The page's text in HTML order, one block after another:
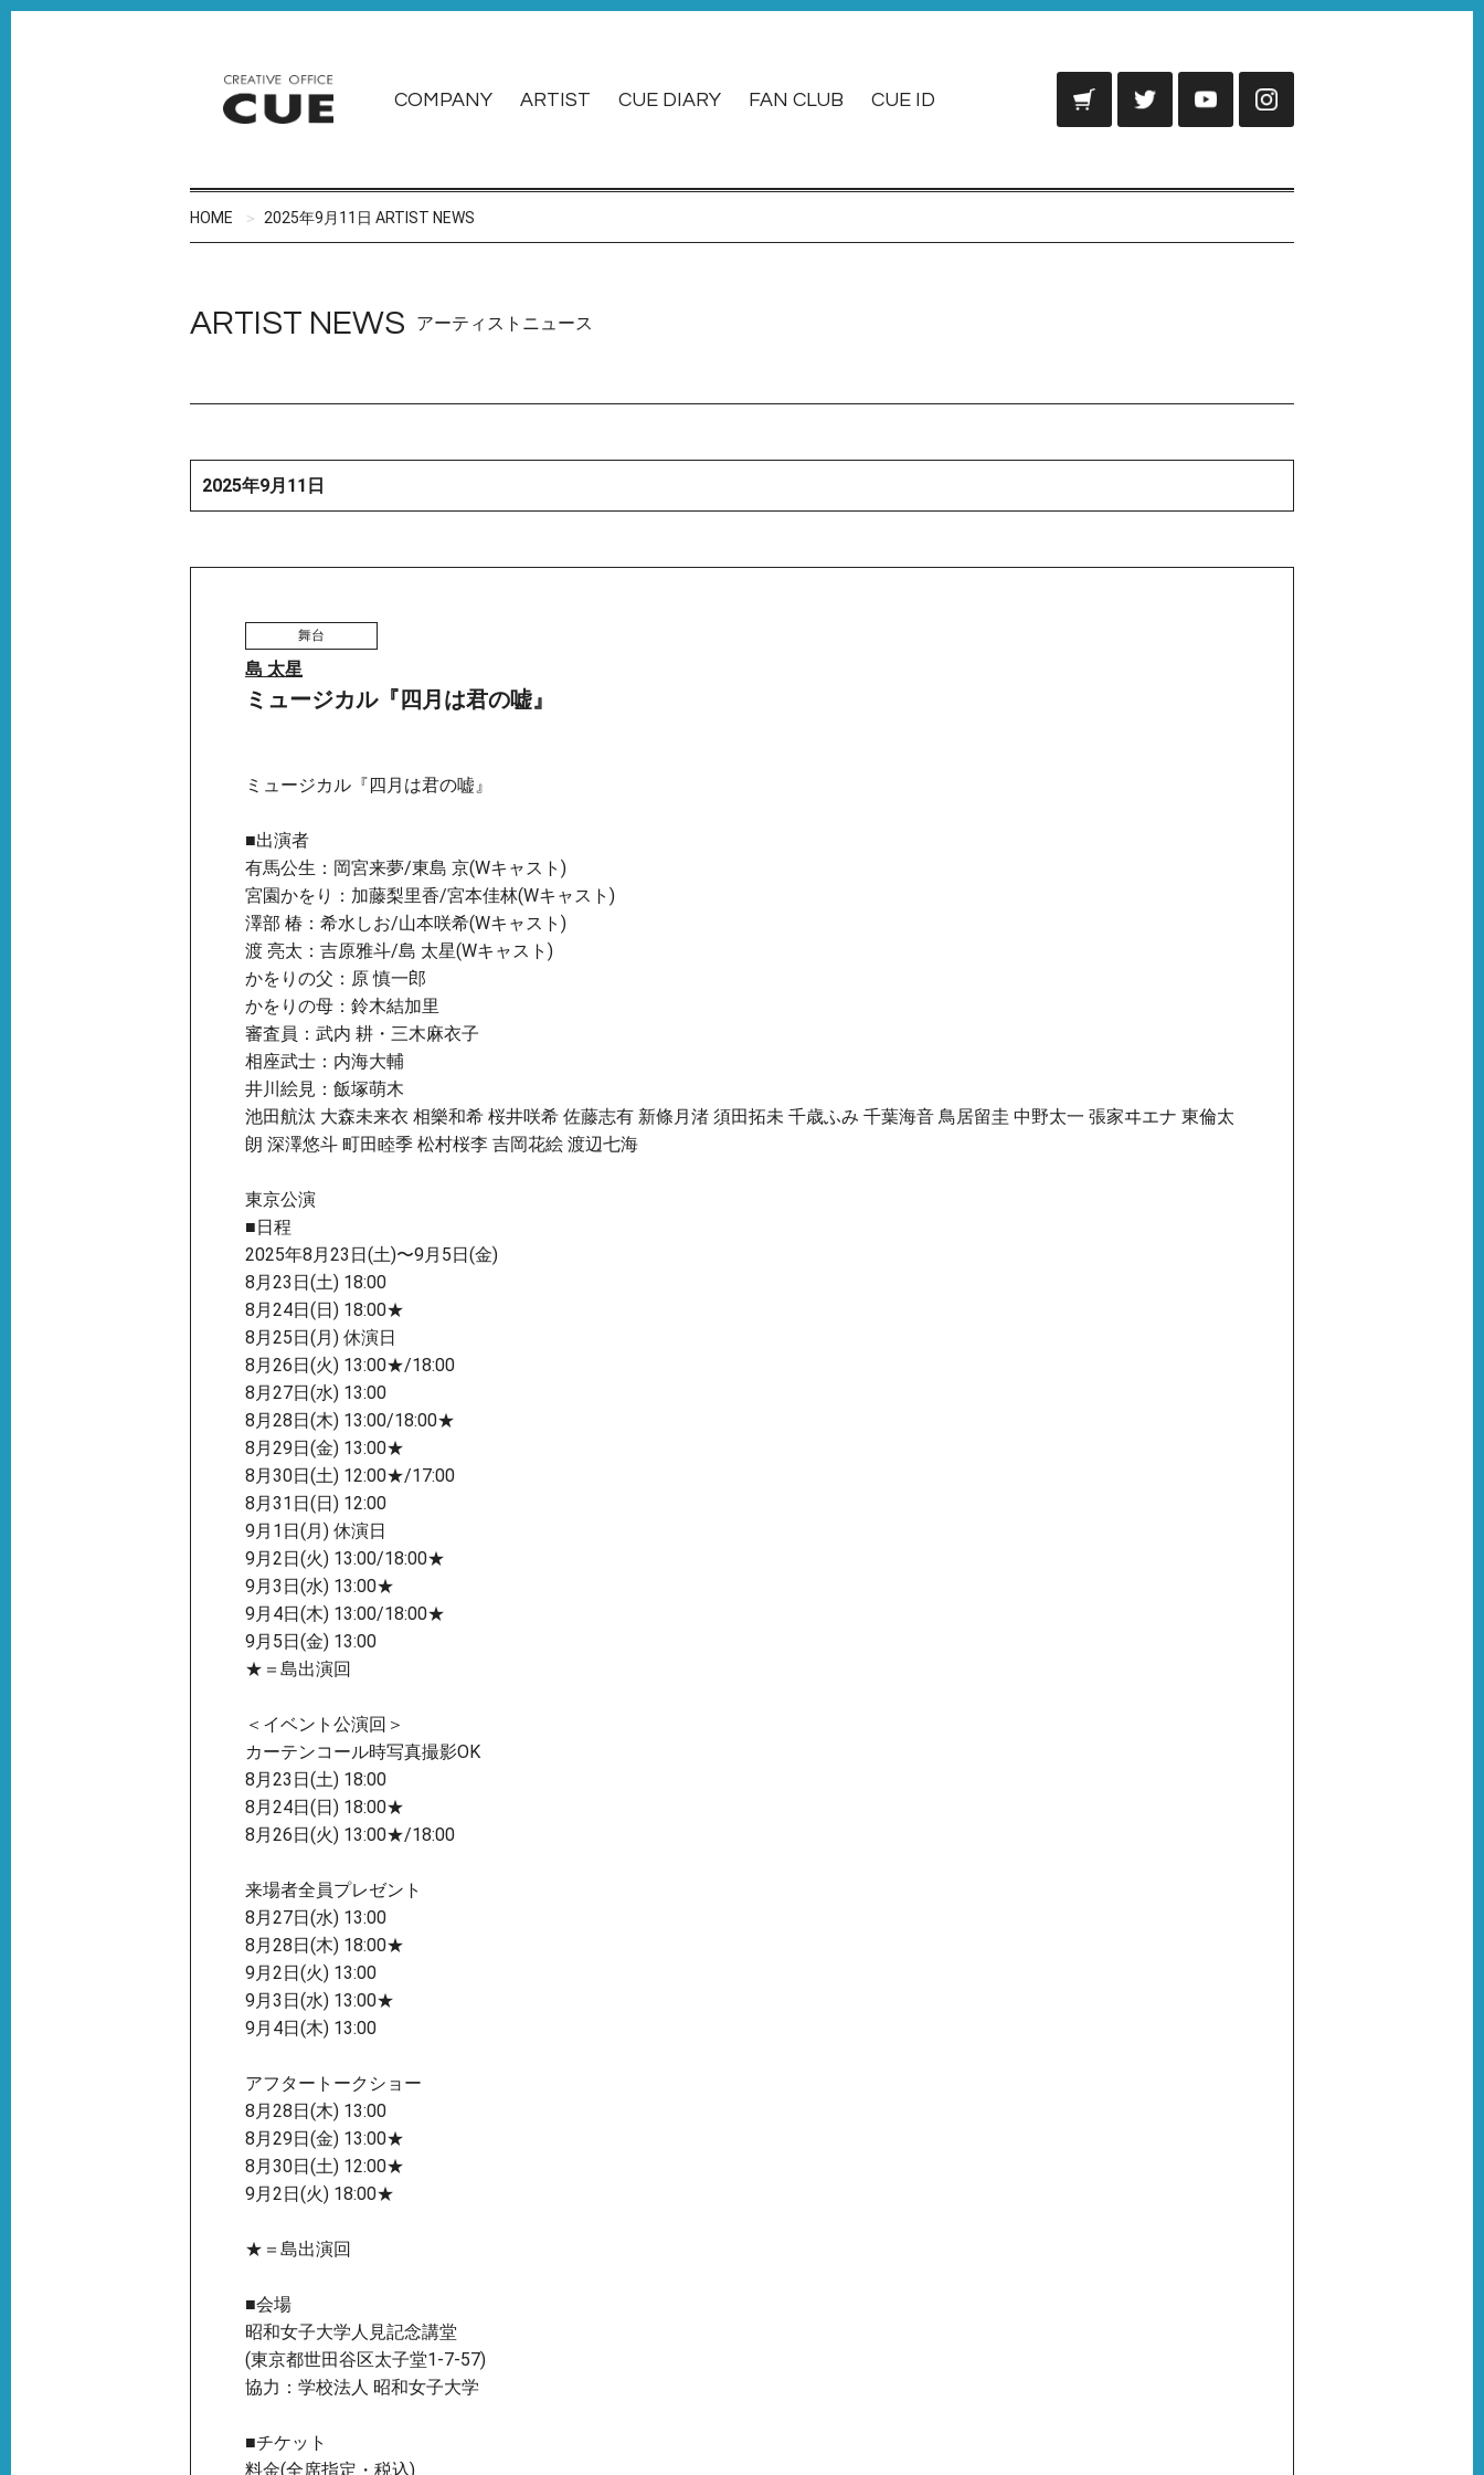
COMPANY ARTIST CUE DIARY FAN CLUB CUE ID
HOME 2025年9月11日 ARTIST NEWS
ARTIST NEWS アーティストニュース
2025年9月11日
舞台
島 太星
ミュージカル『四月は君の嘘』
ミュージカル『四月は君の嘘』
■出演者
有馬公生：岡宮来夢/東島 京(Wキャスト)
宮園かをり：加藤梨里香/宮本佳林(Wキャスト)
澤部 椿：希水しお/山本咲希(Wキャスト)
渡 亮太：吉原雅斗/島 太星(Wキャスト)
かをりの父：原 慎一郎
かをりの母：鈴木結加里
審査員：武内 耕・三木麻衣子
相座武士：内海大輔
井川絵見：飯塚萌木
池田航汰 大森未来衣 相樂和希 桜井咲希 佐藤志有 新條月渚 須田拓未 千歳ふみ 千葉海音 鳥居留圭 中野太一 張家ヰエナ 東倫太
朗 深澤悠斗 町田睦季 松村桜李 吉岡花絵 渡辺七海
東京公演
■日程
2025年8月23日(土)〜9月5日(金)
8月23日(土) 18:00
8月24日(日) 18:00★
8月25日(月) 休演日
8月26日(火) 13:00★/18:00
8月27日(水) 13:00
8月28日(木) 13:00/18:00★
8月29日(金) 13:00★
8月30日(土) 12:00★/17:00
8月31日(日) 12:00
9月1日(月) 休演日
9月2日(火) 13:00/18:00★
9月3日(水) 13:00★
9月4日(木) 13:00/18:00★
9月5日(金) 13:00
★＝島出演回
＜イベント公演回＞
カーテンコール時写真撮影OK
8月23日(土) 18:00
8月24日(日) 18:00★
8月26日(火) 13:00★/18:00
来場者全員プレゼント
8月27日(水) 13:00
8月28日(木) 18:00★
9月2日(火) 13:00
9月3日(水) 13:00★
9月4日(木) 13:00
アフタートークショー
8月28日(木) 13:00
8月29日(金) 13:00★
8月30日(土) 12:00★
9月2日(火) 18:00★
★＝島出演回
■会場
昭和女子大学人見記念講堂
(東京都世田谷区太子堂1-7-57)
協力：学校法人 昭和女子大学
■チケット
料金(全席指定・税込)